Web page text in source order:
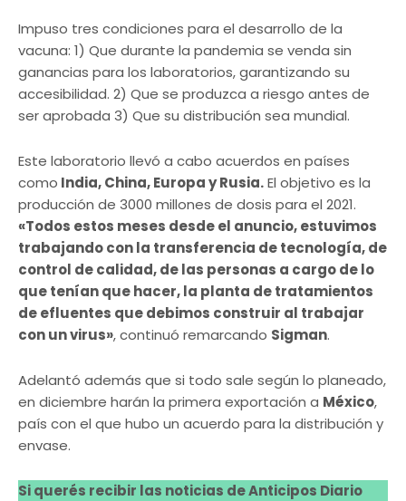
Impuso tres condiciones para el desarrollo de la
vacuna: 1) Que durante la pandemia se venda sin
ganancias para los laboratorios, garantizando su
accesibilidad. 2) Que se produzca a riesgo antes de
ser aprobada 3) Que su distribución sea mundial.
Este laboratorio llevó a cabo acuerdos en países
como India, China, Europa y Rusia.El objetivo es la
producción de 3000 millones de dosis para el 2021.
«Todos estos meses desde el anuncio, estuvimos
trabajando con la transferencia de tecnología, de
control de calidad, de las personas a cargo de lo
que tenían que hacer, la planta de tratamientos
de efluentes que debimos construir al trabajar
con un virus», continuó remarcando Sigman.
Adelantó además que si todo sale según lo planeado,
en diciembre harán la primera exportación a México,
país con el que hubo un acuerdo para la distribución y
envase.
Si querés recibir las noticias de Anticipos Diario